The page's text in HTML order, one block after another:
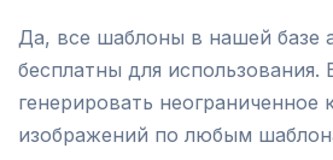
Да, все шаблоны в нашей базе
бесплатны для
генерировать неограниченное
изображений по любым